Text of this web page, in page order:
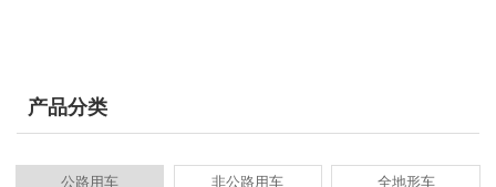
产品分类
公路用车 非公路用车 全地形车